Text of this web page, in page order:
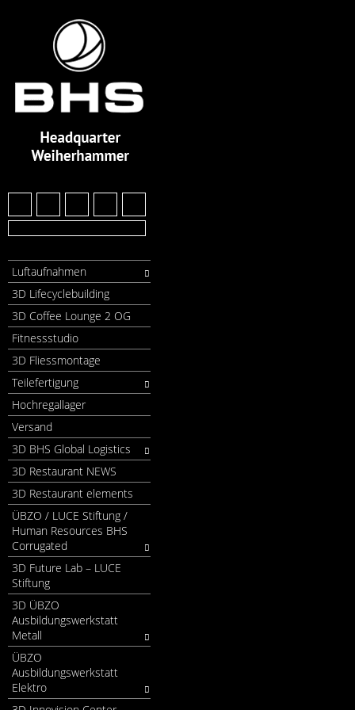
Luftaufnahmen
3D Lifecyclebuilding
3D Coffee Lounge 2 OG
Fitnessstudio
3D Fliessmontage
Teilefertigung
Hochregallager
Versand
3D BHS Global Logistics
3D Restaurant NEWS
3D Restaurant elements
ÜBZO / LUCE Stiftung /
Human Resources BHS
Corrugated
3D Future Lab – LUCE
Stiftung
3D ÜBZO
Ausbildungswerkstatt
Metall
ÜBZO
Ausbildungswerkstatt
Elektro